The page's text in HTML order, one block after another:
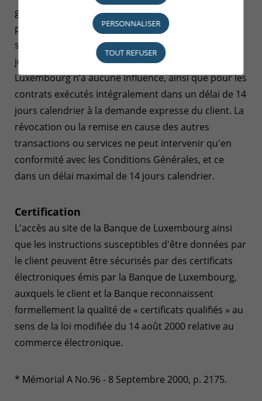
généralement pour tout produit ou service dont le
prix dépend de fluctuations du marché financier,
susceptibles de se produire dans un délai de 14
jours calendrier, sur lesquelles la Banque de
Luxembourg n’a aucune influence, ainsi que pour les
contrats exécutés intégralement dans un délai de 14
jours calendrier à la demande expresse du client. La
révocation ou la remise en cause des autres
transactions ou services ne peut intervenir qu'en
conformité avec les Conditions Générales, et ce
dans un délai maximal de 14 jours calendrier.
Certification
L'accès au site de la Banque de Luxembourg ainsi
que les instructions susceptibles d'être données par
le client peuvent être sécurisés par des certificats
électroniques émis par la Banque de Luxembourg,
auxquels le client et la Banque reconnaissent
formellement la qualité de « certificats qualifiés » au
sens de la loi modifiée du 14 août 2000 relative au
commerce électronique.
* Mémorial A No.96 - 8 Septembre 2000, p. 2175.
PERSONNALISER
TOUT REFUSER